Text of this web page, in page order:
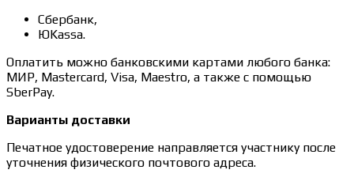
Сбербанк,
ЮKassa.
Оплатить можно банковскими картами любого банка:
МИР, Mastercard, Visa, Maestro, а также с помощью
SberPay.
Варианты доставки
Печатное удостоверение направляется участнику после
уточнения физического почтового адреса.